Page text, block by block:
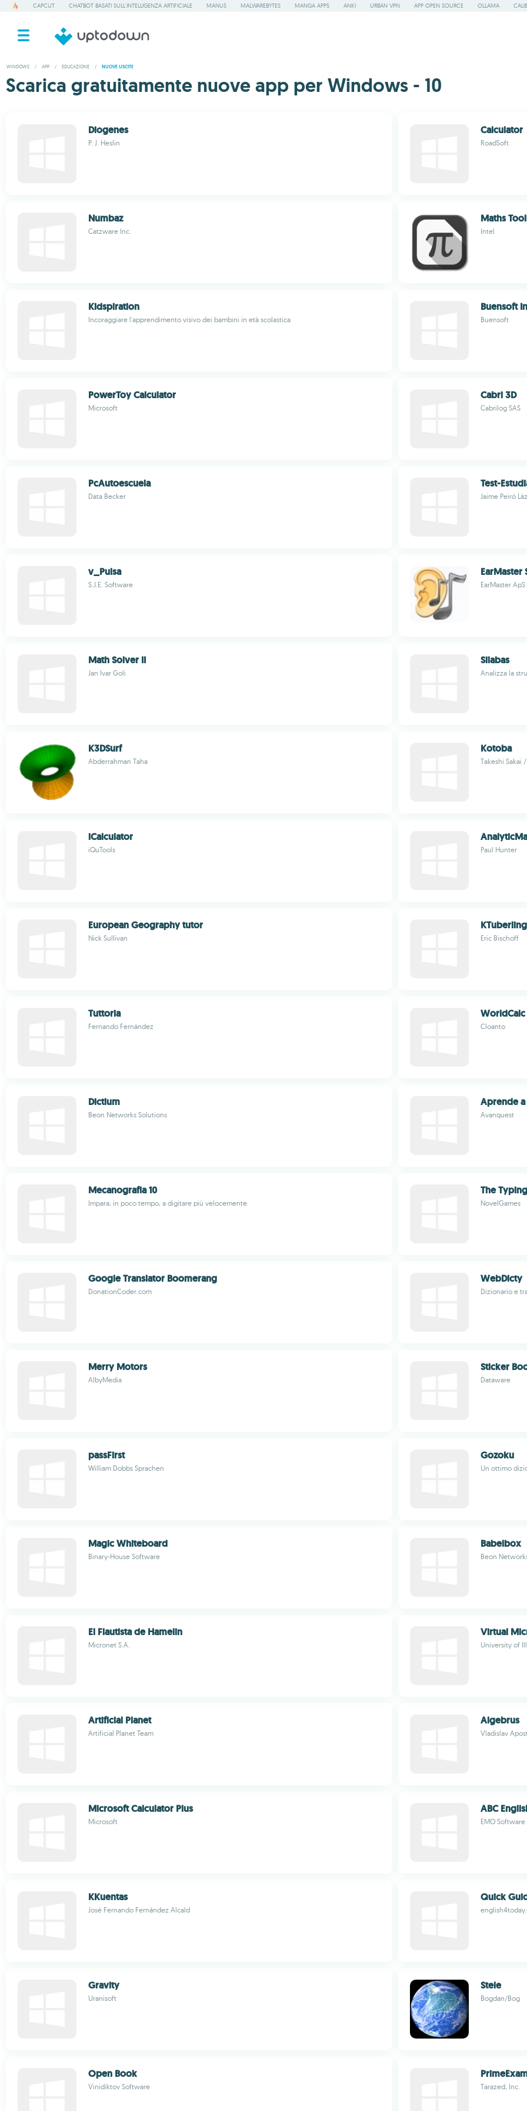
CAPCUT CHATBOT BASATI SULL'INTELLIGENZA ARTIFICIALE MANUS MALWAREBYTES MANGA APPS ANKI URBAN VPN APP OPEN SOURCE OLLAMA
WINDOWS / APP / EDUCAZIONE / NUOVE USCITE
Scarica gratuitamente nuove app per Windows - 10
Diogenes
P. J. Heslin
Calculator
RoadSoft
Numbaz
Catzware Inc.
Maths
Intel
Kidspiration
Incoraggiare l'apprendimento visivo dei bambini in età scolastica
Buensoft
Buensoft
PowerToy Calculator
Microsoft
Cabri 3D
Cabrilog SAS
PcAutoescuela
Data Becker
Test-
Jaime Peiró
v_Pulsa
S.J.E. Software
EarMaster
EarMaster ApS
Math Solver II
Jan Ivar Goli
Silabas
Analizza la
K3DSurf
Abderrahman Taha
Kotoba
Takeshi Sakai
iCalculator
iQuTools Paul Hunter
European Geography tutor
Nick Sullivan
KTuberling
Eric Bischoff
Tuttoria
Fernando Fernández
WorldCalc
Cloanto
Dictium
Beon Networks Solutions
Aprende
Avanquest
Mecanografia 10
Impara, in poco tempo, a digitare più velocemente
The
NovelGames
Google Translator Boomerang
DonationCoder.com
WebDicty
Dizionario e
Merry Motors
AlbyMedia
Sticker
Dataware
passFirst
William Dobbs Sprachen
Gozoku
Un ottimo
Magic Whiteboard
Binary-House Software
Babelbox
Beon
El Flautista de Hamelin
Micronet S.A.
Virtual
University of
Artificial Planet
Artificial Planet Team
Algebrus
Vladislav
Microsoft Calculator Plus
Microsoft
ABC
EMO Software
KKuentas
José Fernando Fernández Alcald
Quick
Gravity
Uranisoft
Stele
Bogdan/Bog
Open Book
Vinidiktov Software Tarazed, Inc.